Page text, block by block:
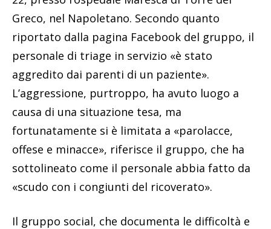
Il monastero delle oblate (ph. Salvatore Paternoster)
Greco, nel Napoletano. Secondo quanto
riportato dalla pagina Facebook del gruppo, il
personale di triage in servizio «è stato
aggredito dai parenti di un paziente».
L’aggressione, purtroppo, ha avuto luogo a
causa di una situazione tesa, ma
fortunatamente si è limitata a «parolacce,
offese e minacce», riferisce il gruppo, che ha
sottolineato come il personale abbia fatto da
«scudo con i congiunti del ricoverato».
Il gruppo social, che documenta le difficoltà e